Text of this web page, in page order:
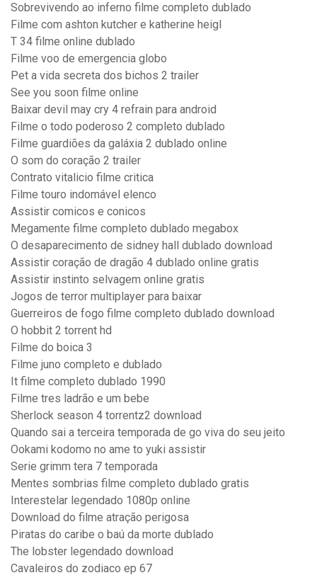
Sobrevivendo ao inferno filme completo dublado
Filme com ashton kutcher e katherine heigl
T 34 filme online dublado
Filme voo de emergencia globo
Pet a vida secreta dos bichos 2 trailer
See you soon filme online
Baixar devil may cry 4 refrain para android
Filme o todo poderoso 2 completo dublado
Filme guardiões da galáxia 2 dublado online
O som do coração 2 trailer
Contrato vitalicio filme critica
Filme touro indomável elenco
Assistir comicos e conicos
Megamente filme completo dublado megabox
O desaparecimento de sidney hall dublado download
Assistir coração de dragão 4 dublado online gratis
Assistir instinto selvagem online gratis
Jogos de terror multiplayer para baixar
Guerreiros de fogo filme completo dublado download
O hobbit 2 torrent hd
Filme do boica 3
Filme juno completo e dublado
It filme completo dublado 1990
Filme tres ladrão e um bebe
Sherlock season 4 torrentz2 download
Quando sai a terceira temporada de go viva do seu jeito
Ookami kodomo no ame to yuki assistir
Serie grimm tera 7 temporada
Mentes sombrias filme completo dublado gratis
Interestelar legendado 1080p online
Download do filme atração perigosa
Piratas do caribe o baú da morte dublado
The lobster legendado download
Cavaleiros do zodiaco ep 67